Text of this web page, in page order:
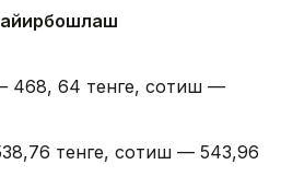
468, 64 тенге, сотиш —
тенге, сотиш — 543,96